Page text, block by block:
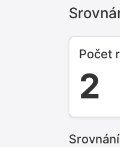
Počet
2